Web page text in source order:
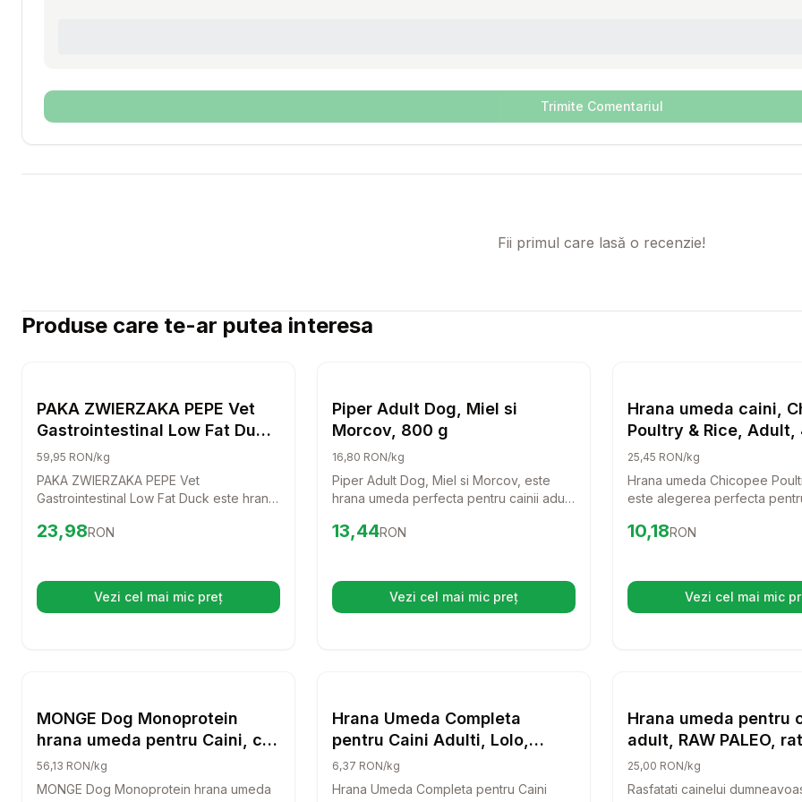
Trimite Comentariul
Fii primul care lasă o recenzie!
Produse care te-ar putea interesa
Hrana Umeda Caini
PAKA ZWIERZAKA PEPE Vet
Gastrointestinal Low Fat Duck
400 g hrana umeda pentru
caini, destinata sustinerii
sistemului digestiv
59,95 RON/kg
PAKA ZWIERZAKA PEPE Vet
Gastrointestinal Low Fat Duck este hrana
oferindu-i sustinerea de care are nevoie
creat cu atentie pentru a se potrivi
nevoilor cainelui tau.
Preț:23.98
23,98RON
Vezi cel mai mic preț(se deschide într-o filă nouă)
Hrana Umeda Caini
Piper Adult Dog, Miel si
Morcov, 800 g
16,80 RON/kg
Piper Adult Dog, Miel si Morcov, este
hrana umeda perfecta pentru cainii adulti
delicioasa si nutritiva. Cu ingrediente de
aroma de miel si morcov va face fiecare
masa o adevarata sarbatoare.
Preț:13.44
13,44RON
Vezi cel mai mic preț(se deschide într-o filă nouă)
Hrana umeda caini,
Poultry & Rice, Adult,
25,45 RON/kg
Hrana umeda Chicopee
este alegerea perfecta
o reteta delicioasa ce
animalutul tau sanatos si plin
Preț:10.18
10,18RON
Vezi cel mai mic
(se
Hrana Umeda Caini
MONGE Dog Monoprotein
hrana umeda pentru Caini, cu
pui 150 g
56,13 RON/kg
MONGE Dog Monoprotein hrana umeda
Hrana Umeda Caini
Hrana Umeda Completa
pentru Caini Adulti, Lolo,
Carne de Pasare, 1240 g
6,37 RON/kg
Hrana Umeda Completa pentru Caini
Hrana
Hrana umeda pentru
adult, RAW PALEO,
Pachet 5 X 800 g
25,00 RON/kg
Rasfatati cainelui